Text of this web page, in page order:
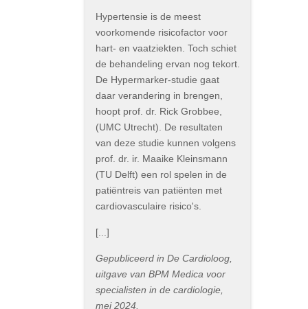
Hypertensie is de meest
voorkomende risicofactor voor
hart- en vaatziekten. Toch schiet
de behandeling ervan nog tekort.
De Hypermarker-studie gaat
daar verandering in brengen,
hoopt prof. dr. Rick Grobbee,
(UMC Utrecht). De resultaten
van deze studie kunnen volgens
prof. dr. ir. Maaike Kleinsmann
(TU Delft) een rol spelen in de
patiëntreis van patiënten met
cardiovasculaire risico's.
[...]
Gepubliceerd in De Cardioloog,
uitgave van BPM Medica voor
specialisten in de cardiologie,
mei 2024.